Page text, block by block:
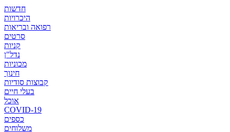
חדשות
היכרויות
רפואה ובריאות
סרטים
קניות
נדל"ן
מכוניות
חינוך
קבוצות סודיות
בעלי חיים
אוכל
COVID-19
כספים
משלוחים